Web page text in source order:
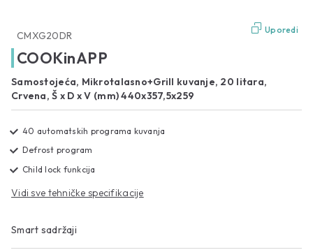
Uporedi
CMXG20DR
COOKinAPP
Samostojeća, Mikrotalasno+Grill kuvanje, 20 litara,
Crvena, Š x D x V (mm) 440x357,5x259
40 automatskih programa kuvanja
Defrost program
Child lock funkcija
Vidi sve tehničke specifikacije
Smart sadržaji